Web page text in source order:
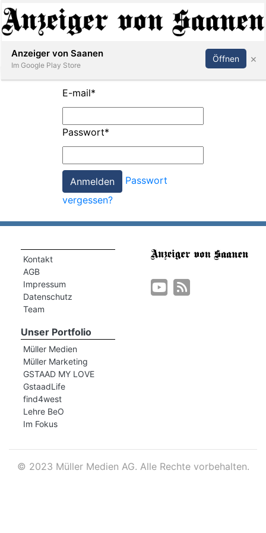
Abonnieren Anmelden
E-mail*
Passwort*
Passwort
vergessen?
Kontakt
AGB
Impressum
Datenschutz
Team
Unser Portfolio
Müller Medien
Müller Marketing
GSTAAD MY LOVE
GstaadLife
find4west
Lehre BeO
Im Fokus
© 2023 Müller Medien AG. Alle Rechte vorbehalten.
Anzeiger von Saanen
Im Google Play Store
Öffnen ×